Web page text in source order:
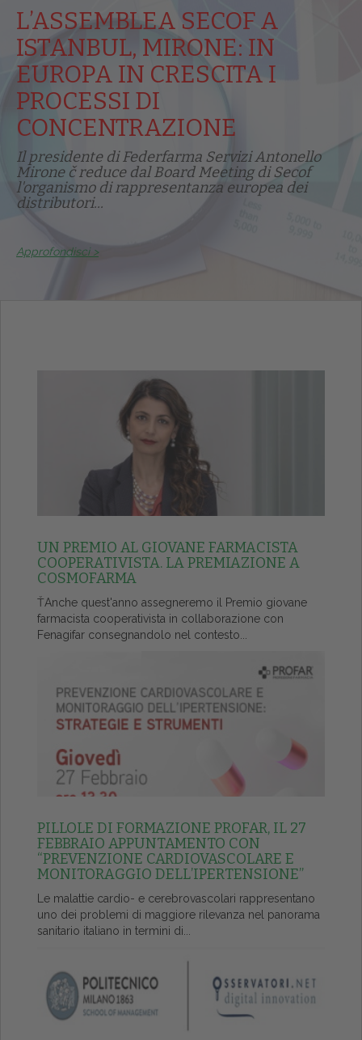
L’ASSEMBLEA SECOF A
ISTANBUL, MIRONE: IN
EUROPA IN CRESCITA I
PROCESSI DI
CONCENTRAZIONE
Il presidente di Federfarma Servizi Antonello
Mirone č reduce dal Board Meeting di Secof
l'organismo di rappresentanza europea dei
distributori...
Approfondisci >
UN PREMIO AL GIOVANE FARMACISTA
COOPERATIVISTA. LA PREMIAZIONE A
COSMOFARMA
ŤAnche quest'anno assegneremo il Premio giovane
farmacista cooperativista in collaborazione con
Fenagifar consegnandolo nel contesto...
PILLOLE DI FORMAZIONE PROFAR, IL 27
FEBBRAIO APPUNTAMENTO CON
“PREVENZIONE CARDIOVASCOLARE E
MONITORAGGIO DELL’IPERTENSIONE”
Le malattie cardio- e cerebrovascolari rappresentano
uno dei problemi di maggiore rilevanza nel panorama
sanitario italiano in termini di...